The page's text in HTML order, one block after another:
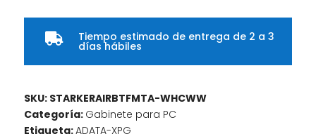
Blanco
Media
con
Ventiladores
 Tiempo estimado de entrega de 2 a 3
días hábiles
SKU: STARKERAIRBTFMTA-WHCWW
Categoría: Gabinete para PC
Etiqueta:ADATA-XPG